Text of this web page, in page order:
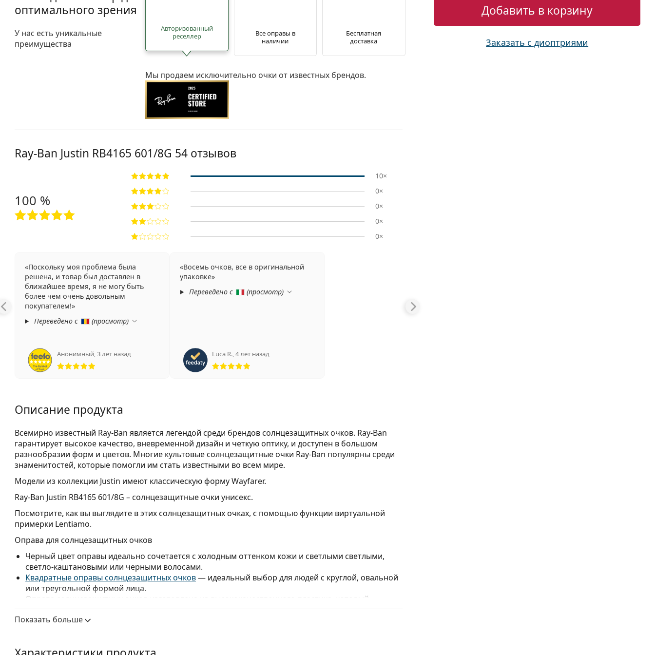
Добавить в корзину
Заказать с диоптриями
оптимального зрения
У нас есть уникальные
преимущества
Авторизованный
реселлер
Все оправы в
наличии
Бесплатная
доставка
Мы продаем исключительно очки от известных брендов.
Ray-Ban Justin RB4165 601/8G 54 отзывов
100 %
10×
0×
0×
0×
0×
Поскольку моя проблема была
решена, и товар был доставлен в
ближайшее время, я не могу быть
более чем очень довольным
покупателем!
Переведено с
(просмотр)
Анонимный,3 лет назад
Рейтинг 5 из 5
Восемь очков, все в оригинальной
упаковке
Переведено с
(просмотр)
Luca R.,4 лет назад
Рейтинг 5 из 5
Описание продукта
Всемирно известный Ray-Ban является легендой среди брендов солнцезащитных очков. Ray-Ban
гарантирует высокое качество, вневременной дизайн и четкую оптику, и доступен в большом
разнообразии форм и цветов. Многие культовые солнцезащитные очки Ray-Ban популярны среди
знаменитостей, которые помогли им стать известными во всем мире.
Модели из коллекции Justin имеют классическую форму Wayfarer.
Ray-Ban Justin RB4165 601/8G – солнцезащитные очки унисекс.
Посмотрите, как вы выглядите в этих солнцезащитных очках, с помощью функции виртуальной
примерки Lentiamo.
Оправа для солнцезащитных очков
Черный цвет оправы идеально сочетается с холодным оттенком кожи и светлыми светлыми,
светло-каштановыми или черными волосами.
Квадратные оправы солнцезащитных очков— идеальный выбор для людей с круглой, овальной
или треугольной формой лица.
Оправа солнцезащитных очков изготовлена из высококачественного пластика, который
обеспечивает высокую прочность и комфорт.
Оригинальные линзы могут быть заменены на индивидуально подобранные линзы различных
Линзы для солнцезащитных очков
Показать больше